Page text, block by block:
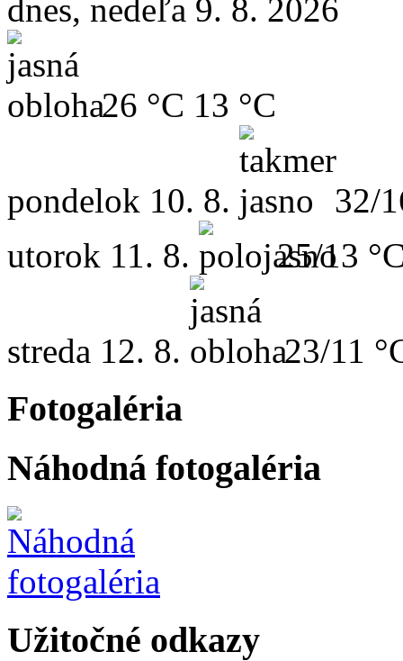
dnes, nedeľa 9. 8. 2026
26 °C 13 °C
pondelok 10. 8.
32/
utorok 11. 8. 25/13
streda 12. 8. 23/11
Fotogaléria
Náhodná fotogaléria
Užitočné odkazy